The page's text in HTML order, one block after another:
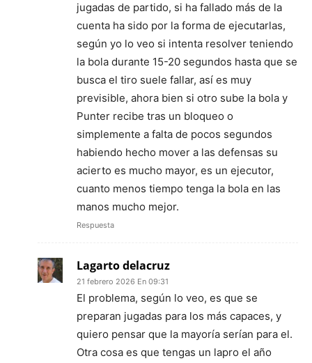
jugadas de partido, si ha fallado más de la
cuenta ha sido por la forma de ejecutarlas,
según yo lo veo si intenta resolver teniendo
la bola durante 15-20 segundos hasta que se
busca el tiro suele fallar, así es muy
previsible, ahora bien si otro sube la bola y
Punter recibe tras un bloqueo o
simplemente a falta de pocos segundos
habiendo hecho mover a las defensas su
acierto es mucho mayor, es un ejecutor,
cuanto menos tiempo tenga la bola en las
manos mucho mejor.
Respuesta
Lagarto delacruz
21 febrero 2026 En 09:31
El problema, según lo veo, es que se
preparan jugadas para los más capaces, y
quiero pensar que la mayoría serían para el.
Otra cosa es que tengas un lapro el año